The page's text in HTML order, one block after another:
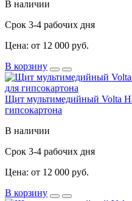
В наличии
Срок 3-4 рабочих дня
Цена: от 12 000 руб.
В корзину
Щит мультимедийный Volta
гипсокартона
В наличии
Срок 3-4 рабочих дня
Цена: от 12 000 руб.
В корзину